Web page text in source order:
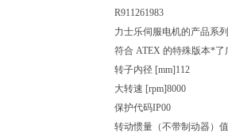
R911261983
力士乐伺服电机的产品系
符合 ATEX 的特殊版本*
转子内径 [mm]112
大转速 [rpm]8000
保护代码IP00
转动惯量（不带制动器）